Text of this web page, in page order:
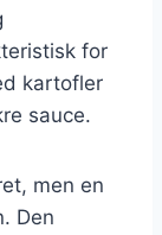
for
kartofler
sauce.
men en
Den